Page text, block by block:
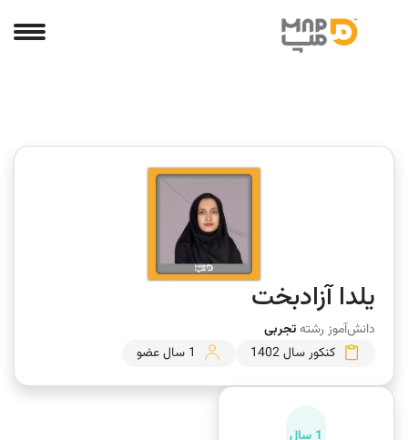
یلدا آزادبخت
دانش‌آموز رشتهتجربی
کنکور سال 1402
1 سال عضو